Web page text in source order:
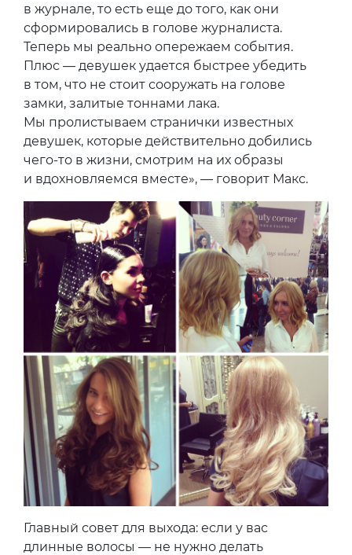
в журнале, то есть еще до того, как они
сформировались в голове журналиста.
Теперь мы реально опережаем события.
Плюс — девушек удается быстрее убедить
в том, что не стоит сооружать на голове
замки, залитые тоннами лака.
Мы пролистываем странички известных
девушек, которые действительно добились
чего-то в жизни, смотрим на их образы
и вдохновляемся вместе», — говорит Макс.
Главный совет для выхода: если у вас
длинные волосы — не нужно делать